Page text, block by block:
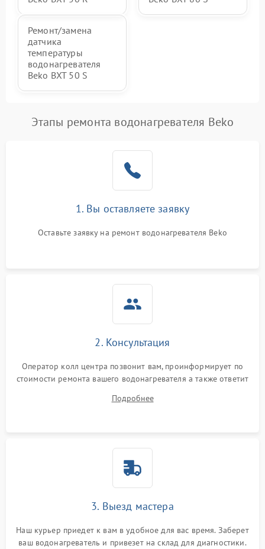
Ремонт/замена
датчика
температуры
водонагревателя
Beko BXT 50 S
Этапы ремонта водонагревателя Beko
1. Вы оставляете заявку
Оставьте заявку на ремонт водонагревателя Beko
2. Консультация
Оператор колл центра позвонит вам, проинформирует по
стоимости ремонта вашего водонагревателя а также ответит
Подробнее
3. Выезд мастера
Наш курьер приедет к вам в удобное для вас время. Заберет
ваш водонагреватель и привезет на склад для диагностики.